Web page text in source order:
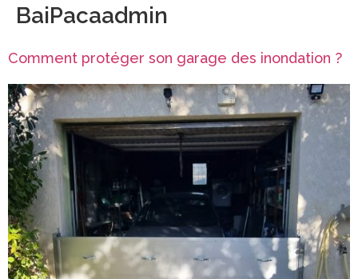
BaiPacaadmin
Comment protéger son garage des inondation ?